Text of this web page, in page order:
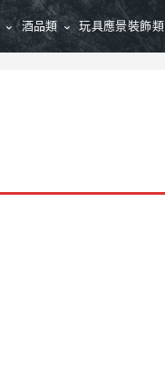
酒品類 玩具應景裝飾類